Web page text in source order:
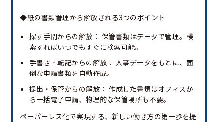
◆紙の書類管理から解放される3つのポイント
探す手間からの解放： 保管書類はデータで管理。検
索すればいつでもすぐに検索可能。
手書き・転記からの解放： 人事データをもとに、面
倒な申請書類を自動作成。
提出・保管からの解放： 作成した書類はオフィスか
ら一括電子申請、物理的な保管場所も不要。
ペーパーレス化で実現する、新しい働き方の第一歩を提